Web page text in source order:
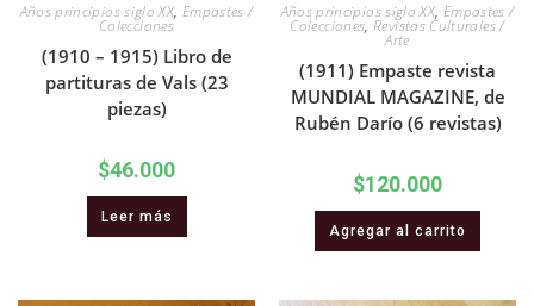
Años principios siglo XX, Empastes /
Colecciones
(1910 – 1915) Libro de
partituras de Vals (23
piezas)
$46.000
Leer más
Años principios siglo XX, Empastes /
Colecciones,Revistas Culturales /
Arte
(1911) Empaste revista
MUNDIAL MAGAZINE, de
Rubén Darío (6 revistas)
$120.000
Agregar al carrito